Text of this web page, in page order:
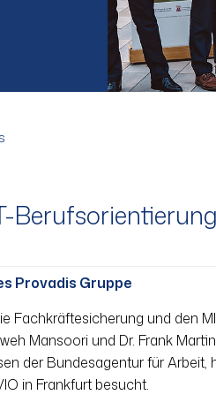
Provadis Gruppe
Fachkräftesicherung und den
Mansoori und Dr. Frank
der Bundesagentur für
in Frankfurt besucht.